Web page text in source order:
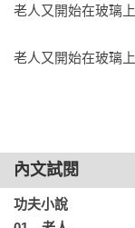
老人又開始在玻璃
老人又開始在玻璃
「求我當你師父。
老人，國中生。
開啟了一個不知道
內文試閱
功夫小說